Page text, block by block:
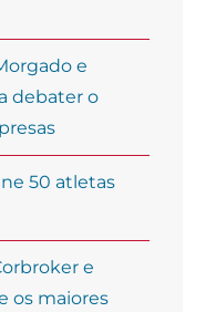
e
debater o
50 atletas
e
os maiores